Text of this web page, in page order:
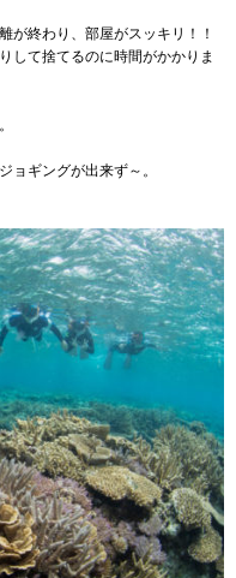
が終わり、部屋がスッキリ！！
して捨てるのに時間がかかりま
ョギングが出来ず～。